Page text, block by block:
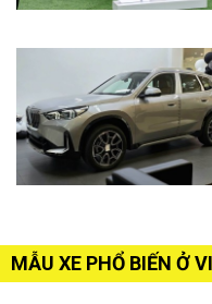
MẪU XE PHỔ BIẾN Ở